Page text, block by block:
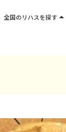
全国のリハスを探すarrow_drop_up
四国・九州エリア